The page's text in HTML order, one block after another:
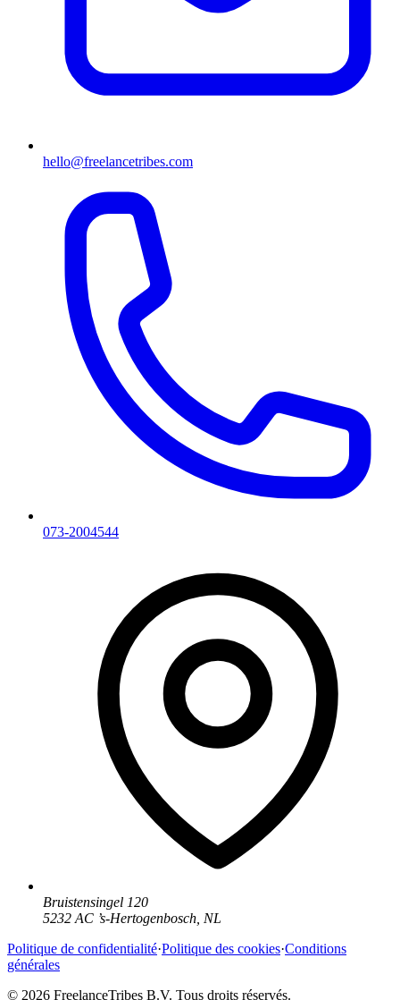
hello@freelancetribes.com
073-2004544
Bruistensingel 120
5232 AC ’s-Hertogenbosch NL
Politique de confidentialité·Politique des cookies·Conditions
générales
© 2026 FreelanceTribes B.V. Tous droits réservés.